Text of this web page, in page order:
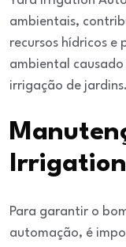
ambientais,
recursos hídricos
ambiental causado
irrigação de jardins.
Para garantir o
automação, é